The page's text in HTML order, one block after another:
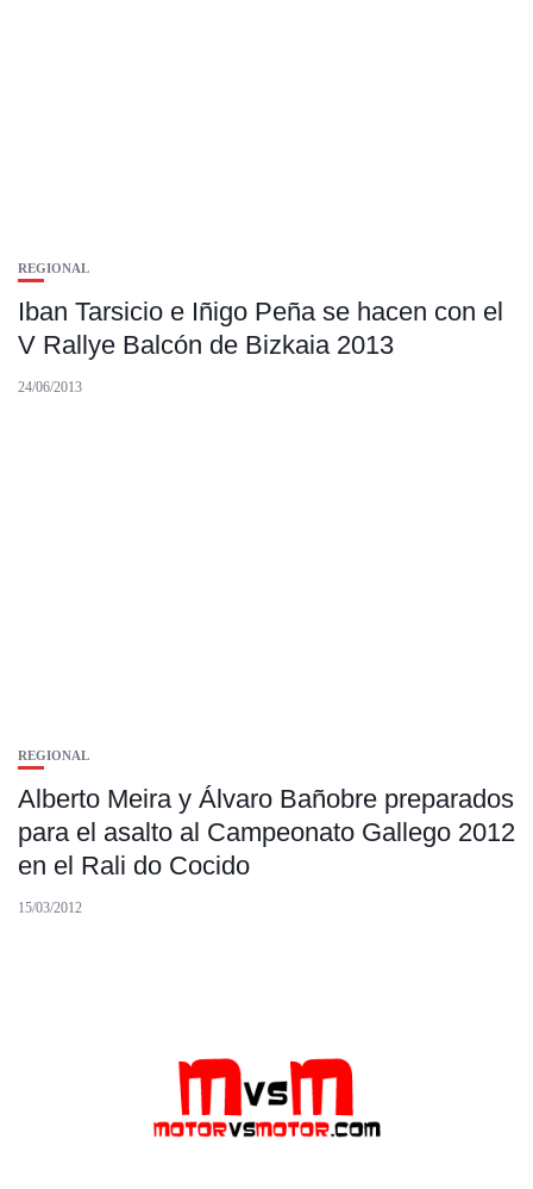
REGIONAL
Iban Tarsicio e Iñigo Peña se hacen con el
V Rallye Balcón de Bizkaia 2013
24/06/2013
REGIONAL
Alberto Meira y Álvaro Bañobre preparados
para el asalto al Campeonato Gallego 2012
en el Rali do Cocido
15/03/2012